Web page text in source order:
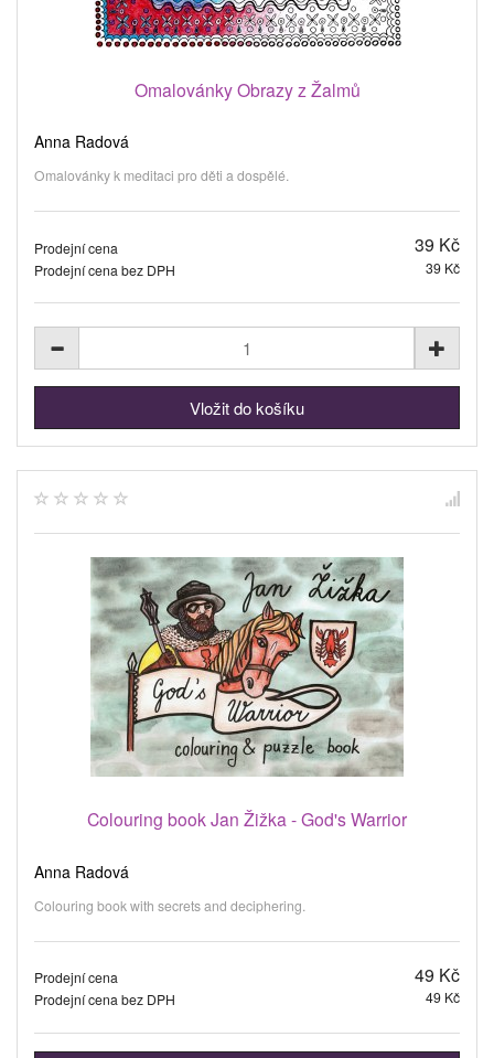
Omalovánky Obrazy z Žalmů
Anna Radová
Omalovánky k meditaci pro děti a dospělé.
Prodejní cena 39 Kč
Prodejní cena bez DPH 39 Kč
Colouring book Jan Žižka - God's Warrior
Anna Radová
Colouring book with secrets and deciphering.
Prodejní cena 49 Kč
Prodejní cena bez DPH 49 Kč